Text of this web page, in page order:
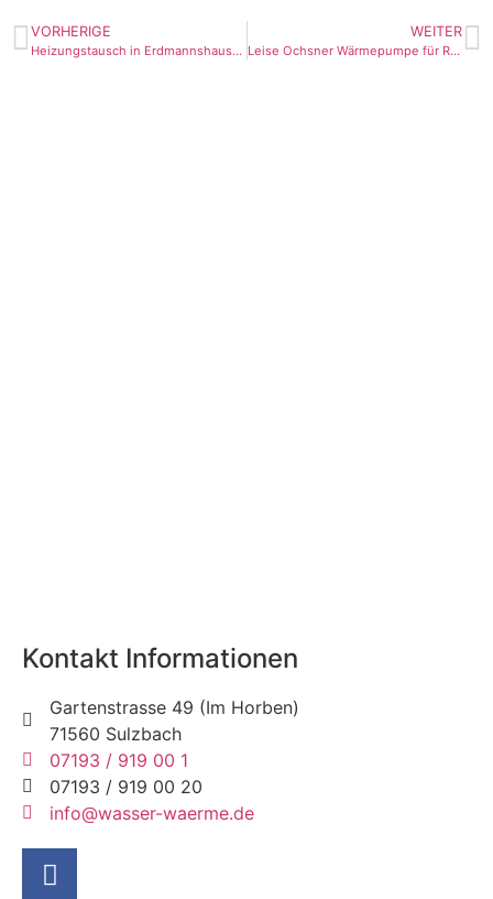
VORHERIGE
Heizungstausch in Erdmannshausen- Ölheizung gegen eine Wärmepumpe
WEITER
Leise Ochsner Wärmepumpe für Reihenmittelhaus in Stuttgart
Kontakt Informationen
Gartenstrasse 49 (Im Horben)
71560 Sulzbach
07193 / 919 00 1
07193 / 919 00 20
info@wasser-waerme.de